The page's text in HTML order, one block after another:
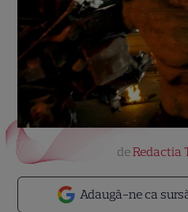
Adaugă-ne ca
deRedactia